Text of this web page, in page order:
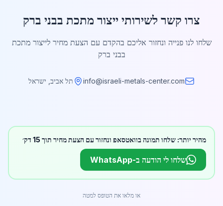
צרו קשר לשירותי ייצור מתכת בבני ברק
שלחו לנו פנייה ונחזור אליכם בהקדם עם הצעת מחיר לייצור מתכת
בבני ברק
info@israeli-metals-center.com תל אביב, ישראל
מהיר יותר: שלחו תמונה בוואטסאפ ונחזור עם הצעת מחיר תוך 15 דק׳
שלחו לי הודעה ב-WhatsApp
או מלאו את הטופס למטה